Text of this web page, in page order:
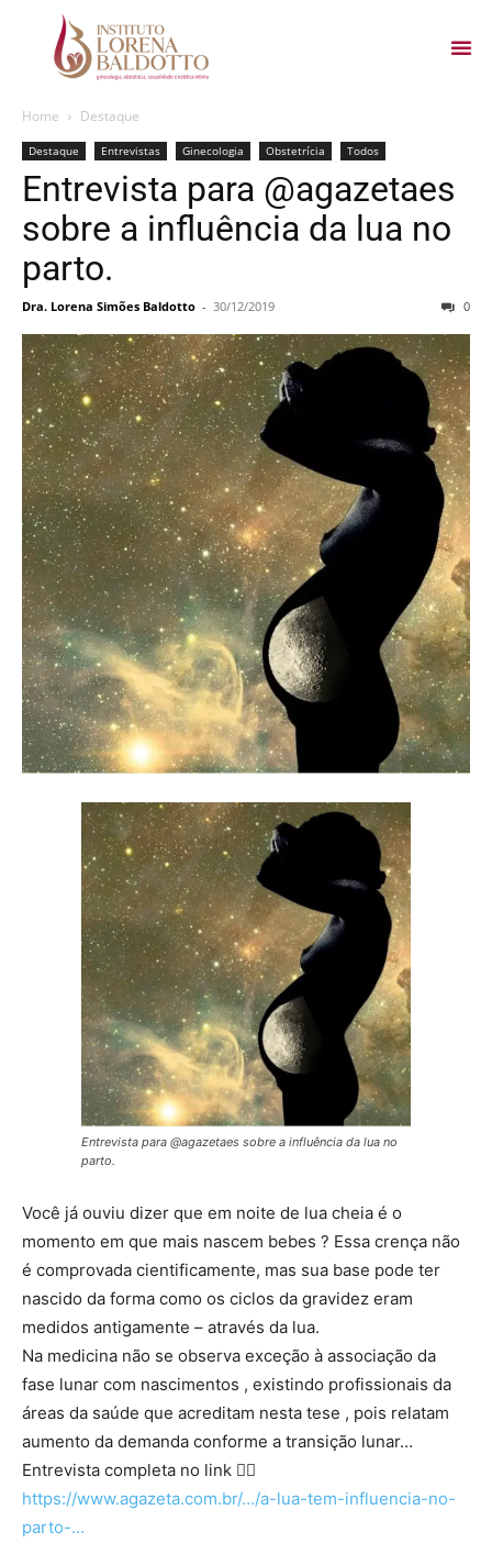
Home Destaque
Destaque Entrevistas Ginecologia Obstetrícia Todos
Entrevista para @agazetaes
sobre a influência da lua no
parto.
Dra. Lorena Simões Baldotto - 30/12/2019 0
Entrevista para @agazetaes sobre a influência da lua no
parto.
Você já ouviu dizer que em noite de lua cheia é o
momento em que mais nascem bebes ? Essa crença não
é comprovada cientificamente, mas sua base pode ter
nascido da forma como os ciclos da gravidez eram
medidos antigamente – através da lua.
Na medicina não se observa exceção à associação da
fase lunar com nascimentos , existindo profissionais da
áreas da saúde que acreditam nesta tese , pois relatam
aumento da demanda conforme a transição lunar…
Entrevista completa no link 👇🏻
https://www.agazeta.com.br/…/a-lua-tem-influencia-no-
parto-…